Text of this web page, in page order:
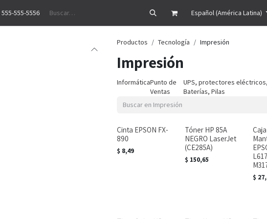
Historias de éxito Empleos Contáctenos
555-555-5556 Español (América Latina)
Productos Tecnología Impresión
Impresión
InformáticaPunto de
Ventas
UPS, protectores eléctricos,
Baterías, Pilas
Cinta EPSON FX-
890
$ 8,49
Tóner HP 85A
NEGRO LaserJet
(CE285A)
$ 150,65
$